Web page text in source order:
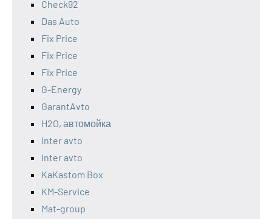
Check92
Das Auto
Fix Price
Fix Price
Fix Price
G-Energy
GarantAvto
H2O, автомойка
Inter avto
Inter avto
KaKastom Box
KM-Service
Mat-group